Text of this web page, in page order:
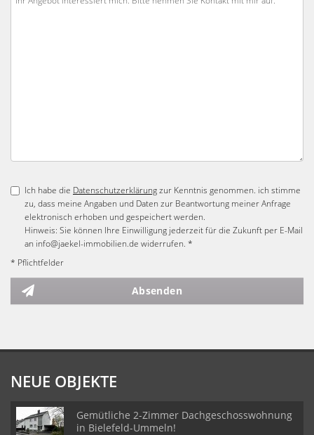
Ich habe die Datenschutzerklärungzur Kenntnis genommen. ich stimme
zu, dass meine Angaben und Daten zur Beantwortung meiner Anfrage
elektronisch erhoben und gespeichert werden.
Hinweis: Sie können Ihre Einwilligung jederzeit für die Zukunft per E-Mail
an info@jaekel-immobilien.de widerrufen. *
* Pflichtfelder
Absenden
NEUE OBJEKTE
Gemütliche 2-Zimmer Dachgeschosswohnung
in Bielefeld-Ummeln!